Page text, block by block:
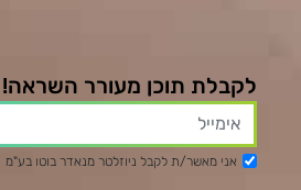
לקבלת תוכן מעורר השראה!
אני מאשר/ת לקבל ניוזלטר מנאדר בוטו בע"מ